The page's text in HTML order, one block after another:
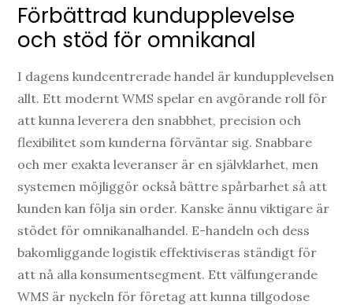
Förbättrad kundupplevelse
och stöd för omnikanal
I dagens kundcentrerade handel är kundupplevelsen
allt. Ett modernt WMS spelar en avgörande roll för
att kunna leverera den snabbhet, precision och
flexibilitet som kunderna förväntar sig. Snabbare
och mer exakta leveranser är en självklarhet, men
systemen möjliggör också bättre spårbarhet så att
kunden kan följa sin order. Kanske ännu viktigare är
stödet för omnikanalhandel. E-handeln och dess
bakomliggande logistik effektiviseras ständigt för
att nå alla konsumentsegment. Ett välfungerande
WMS är nyckeln för företag att kunna tillgodose